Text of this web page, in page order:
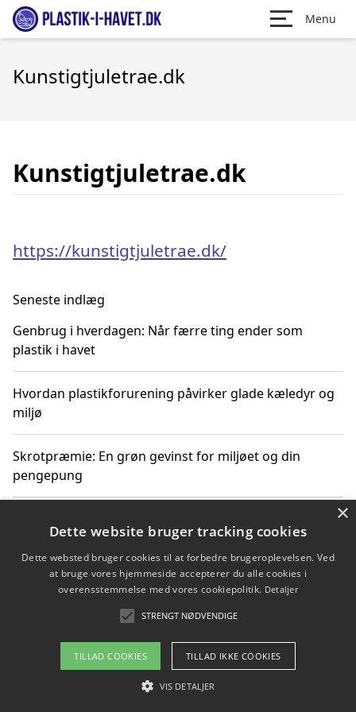
Menu
Kunstigtjuletrae.dk
Kunstigtjuletrae.dk
https://kunstigtjuletrae.dk/
Seneste indlæg
Genbrug i hverdagen: Når færre ting ender som
plastik i havet
Hvordan plastikforurening påvirker glade kæledyr og
miljø
Skrotpræmie: En grøn gevinst for miljøet og din
pengepung
Hvordan blåfade med rist kan hjælpe med at reducere
plastik i havet
Spil kasinospil på et troværdigt online casino: Din
guide til sikker og sjov underholdning
Copyright 2026 - Pilanto Aps
Om / kontakt
×
Dette website bruger tracking cookies
Dette websted bruger cookies til at forbedre brugeroplevelsen. Ved
at bruge vores hjemmeside accepterer du alle cookies i
overensstemmelse med vores cookiepolitik. Detaljer
STRENGT NØDVENDIGE
TILLAD COOKIES TILLAD IKKE COOKIES
VIS DETALJER